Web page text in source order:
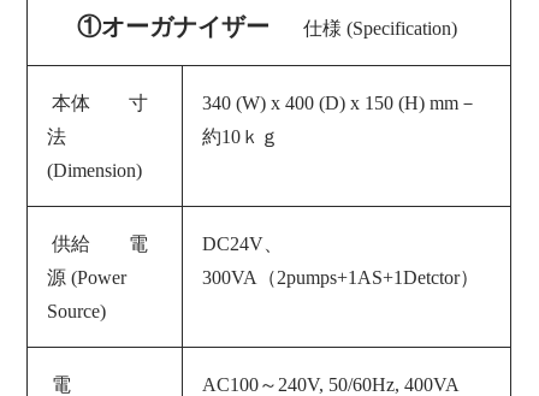
①オーガナイザー 仕様 (Specification)
本体 寸
法
(Dimension)
340 (W) x 400 (D) x 150 (H) mm－
約10ｋｇ
供給 電
源 (Power
Source)
DC24V、
300VA（2pumps+1AS+1Detctor）
電
AC100～240V, 50/60Hz, 400VA